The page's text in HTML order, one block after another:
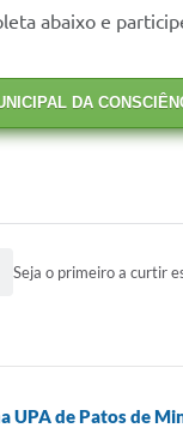
abaixo e
DA
Seja o primeiro a curtir
UPA de Patos de